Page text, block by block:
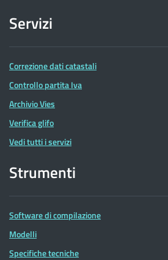
Servizi
Correzione dati catastali
Controllo partita Iva
Archivio Vies
Verifica glifo
Vedi tutti i servizi
Strumenti
Software di compilazione
Modelli
Specifiche tecniche